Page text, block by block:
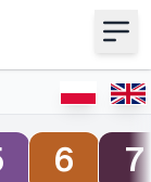
6 7